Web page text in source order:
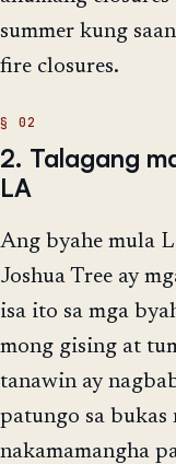
summer kung
fire closures.
2. Talagang
LA
Ang byahe mula
Joshua Tree ay
isa ito sa mga
mong gising at
tanawin ay
patungo sa bukas
nakamamangha